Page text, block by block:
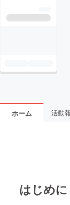
ホーム 活動
はじめに